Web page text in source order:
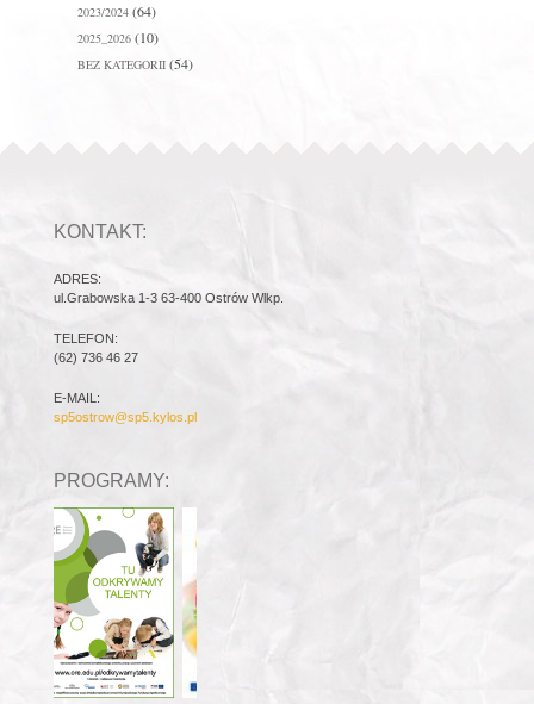
2023/2024(64)
2025_2026(10)
BEZ KATEGORII(54)
KONTAKT:
ADRES:
ul.Grabowska 1-3 63-400 Ostrów Wlkp.
TELEFON:
(62) 736 46 27
E-MAIL:
sp5ostrow@sp5.kylos.pl
PROGRAMY: